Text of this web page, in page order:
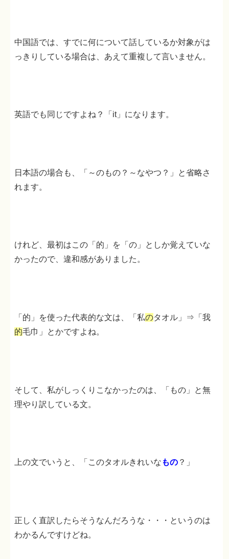
中国語では、すでに何について話しているか対象がは
っきりしている場合は、あえて重複して言いません。
英語でも同じですよね？「it」になります。
日本語の場合も、「～のもの？～なやつ？」と省略さ
れます。
けれど、最初はこの「的」を「の」としか覚えていな
かったので、違和感がありました。
「的」を使った代表的な文は、「私のタオル」⇒「我
的毛巾」とかですよね。
そして、私がしっくりこなかったのは、「もの」と無
理やり訳している文。
上の文でいうと、「このタオルきれいな もの ？」
正しく直訳したらそうなんだろうな・・・というのは
わかるんですけどね。